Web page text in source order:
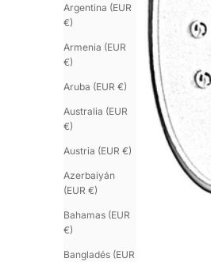
Argentina (EUR
€)
Armenia (EUR
€)
Aruba (EUR €)
Australia (EUR
€)
Austria (EUR €)
Azerbaiyán
(EUR €)
Bahamas (EUR
€)
Bangladés (EUR